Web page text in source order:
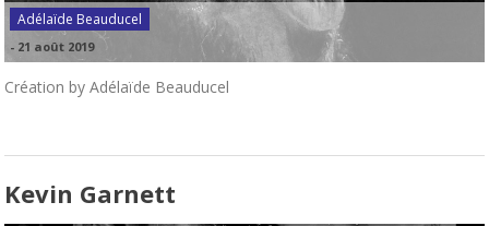
Adélaïde Beauducel
- 21 août 2019
Création by Adélaïde Beauducel
Kevin Garnett